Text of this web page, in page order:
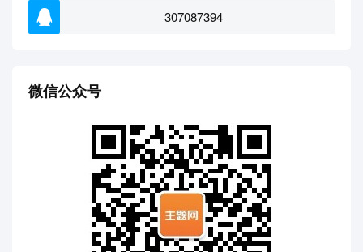
307087394
微信公众号